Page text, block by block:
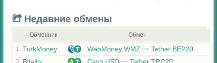
Недавние обмены
Обменник Обмен
1 TurkMoney WebMoney WMZ Tether BEP20
2